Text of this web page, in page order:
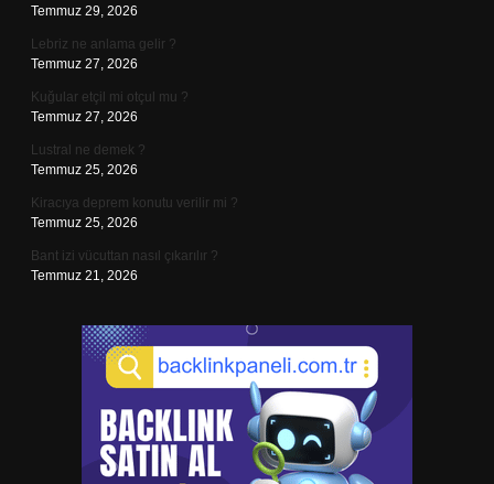
Temmuz 29, 2026
Lebriz ne anlama gelir ?
Temmuz 27, 2026
Kuğular etçil mi otçul mu ?
Temmuz 27, 2026
Lustral ne demek ?
Temmuz 25, 2026
Kiracıya deprem konutu verilir mi ?
Temmuz 25, 2026
Bant izi vücuttan nasıl çıkarılır ?
Temmuz 21, 2026